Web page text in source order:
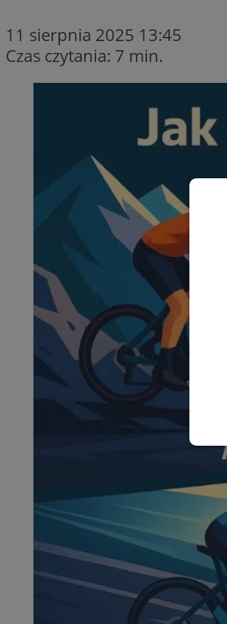
11 sierpnia 2025 13:45
Czas czytania: 7 min.